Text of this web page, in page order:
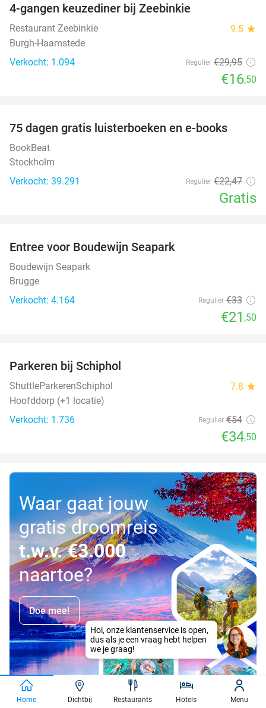
4-gangen keuzediner bij Zeebinkie
Restaurant Zeebinkie 9.5 star
Burgh-Haamstede
Verkocht: 1.094
Regulier €29,95
€16,50
75 dagen gratis luisterboeken en e-books
BookBeat
Stockholm
Verkocht: 39.291
Regulier €22,47
Gratis
Entree voor Boudewijn Seapark
Boudewijn Seapark
Brugge
Verkocht: 4.164
Regulier €33
€21 ,50
Parkeren bij Schiphol
ShuttleParkerenSchiphol 7.8 star
Hoofddorp (+1 locatie)
Verkocht: 1.736
Regulier €54
€34,50
Waar gaat jouw
gratis droomreis
t.w.v. €3.000
naartoe?
Doe mee!
Home Dichtbij Restaurants Hotels Menu